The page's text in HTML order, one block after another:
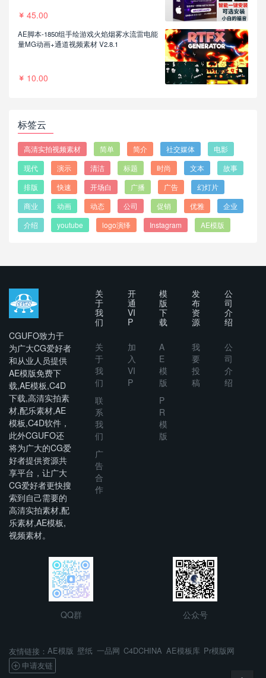
45.00
AE脚本-1850组手绘游戏火焰烟雾水流雷电能
量MG动画+通道视频素材 V2.8.1
10.00
标签云
高清实拍视频素材 简单 简介 社交媒体
电影
现代
演示 清洁 标题 时尚 文本
故事
排版
快速 开场白 广播 广告
幻灯片
商业
动画 动态 公司 促销 优雅
企业
介绍
youtube logo演绎 Instagram AE模版
CGUFO致力于
为广大CG爱好者
和从业人员提供
AE模版免费下
载,AE模板,C4D
下载,高清实拍素
材,配乐素材,AE
模板,C4D软件，
此外CGUFO还
将为广大的CG爱
好者提供资源共
享平台，让广大
CG爱好者更快搜
索到自己需要的
高清实拍素材,配
乐素材,AE模板,
视频素材。
关
于
我
们
关
于
我
们
联
系
我
们
广
告
合
作
开
通
VI
P
加
入
VI
P
模
版
下
载
A
E
模
版
P
R
模
版
发
布
资
源
我
要
投
稿
公
司
介
绍
公
司
介
绍
QQ群 公众号
友情链接： AE模版 壁纸 一品网 C4DCHINA AE模板库 Pr模版网
申请友链